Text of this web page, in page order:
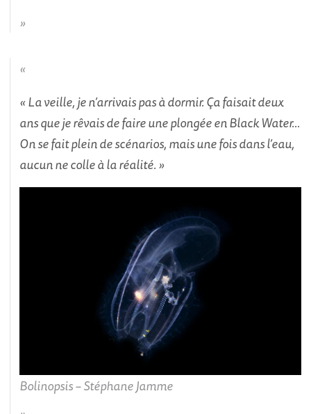
« La veille, je n’arrivais pas à dormir. Ça faisait deux
ans que je rêvais de faire une plongée en Black Water…
On se fait plein de scénarios, mais une fois dans l’eau,
aucun ne colle à la réalité. »
Bolinopsis – Stéphane Jamme